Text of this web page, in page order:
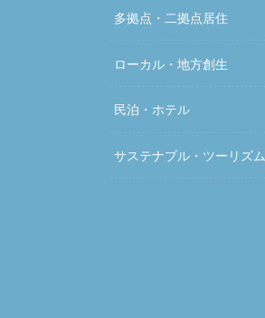
多拠点・二拠点居住
ローカル・地方創生
民泊・ホテル
サステナブル・ツーリズム